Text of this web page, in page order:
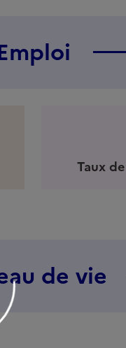
Taux
de vie